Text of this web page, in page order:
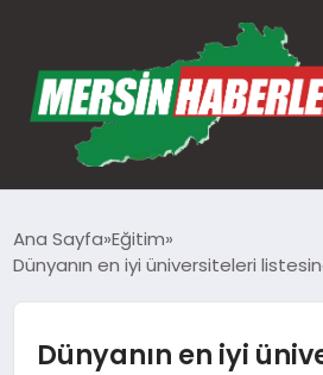
GÜNDEM
EKONOMI
Ana Sayfa Eğitim
Dünyanın en iyi üniversiteleri
Dünyanın en iyi